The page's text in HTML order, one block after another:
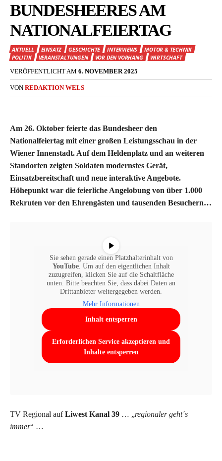
UNDESHEERES AM N
ATIONALFEIERTAG
AKTUELL EINSATZ GESCHICHTE INTERVIEWS
MOTOR & TECHNIK
POLITIK
VERANSTALTUNGEN VOR DEN VORHANG
WIRTSCHAFT
VERÖFFENTLICHT AM 6. NOVEMBER 2025
VON REDAKTION WELS
Am 26. Oktober feierte das Bundesheer den
Nationalfeiertag mit einer großen Leistungsschau in der
Wiener Innenstadt. Auf dem Heldenplatz und an weiteren
Standorten zeigten Soldaten modernstes Gerät,
Einsatzbereitschaft und neue interaktive Angebote.
Höhepunkt war die feierliche Angelobung von über 1.000
Rekruten vor den Ehrengästen und tausenden Besuchern…
Sie sehen gerade einen Platzhalterinhalt von
YouTube. Um auf den eigentlichen Inhalt
zuzugreifen, klicken Sie auf die Schaltfläche
unten. Bitte beachten Sie, dass dabei Daten an
Drittanbieter weitergegeben werden.
Mehr Informationen
Inhalt entsperren
Erforderlichen Service akzeptieren und
Inhalte entsperren
TV Regional aufLiwest Kanal 39 … „regionaler geht´s
immer“ …